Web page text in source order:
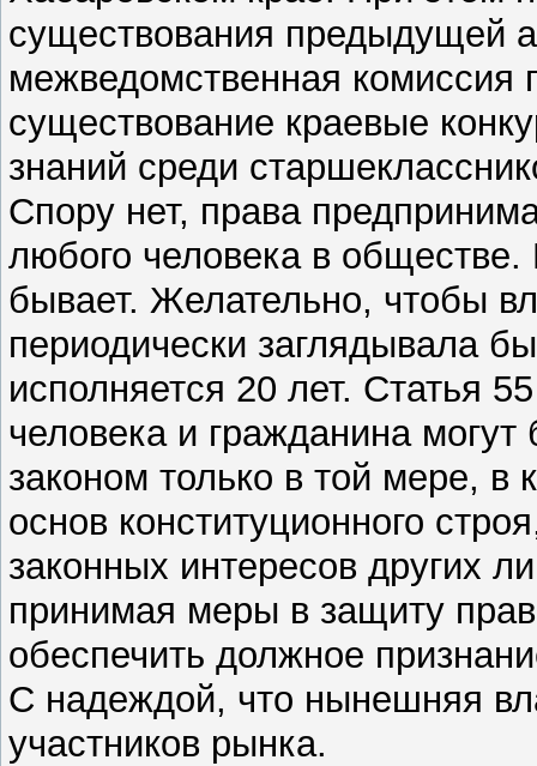
существования предыдущей
межведомственная комиссия
существование краевые
знаний среди
Спору нет, права
любого человека в обществе.
бывает. Желательно, чтобы
периодически заглядывала
исполняется 20 лет. Статья
человека и гражданина
законом только в той мере,
основ конституционного
законных интересов других
принимая меры в защиту
обеспечить должное
С надеждой, что нынешняя
участников рынка.